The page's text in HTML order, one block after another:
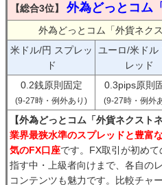
【総合3位】 外為どっとコム
外為どっとコム「外貨ネク
米ドル/円 スプレッ
ド
ユーロ/米ドル
レッド
0.2銭原則固定
(9-27時・例外あり)
0.3pips原則
(9-27時・例外
【外為どっとコム「外貨ネクスト
業界最狭水準のスプレッドと豊富
気のFX口座です。FX取引が初め
指す中・上級者向けまで、各自の
コンテンツも魅力です。比較チャ